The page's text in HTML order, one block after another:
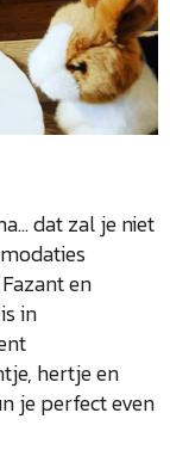
dat zal je niet
en
in
hertje en
je perfect even